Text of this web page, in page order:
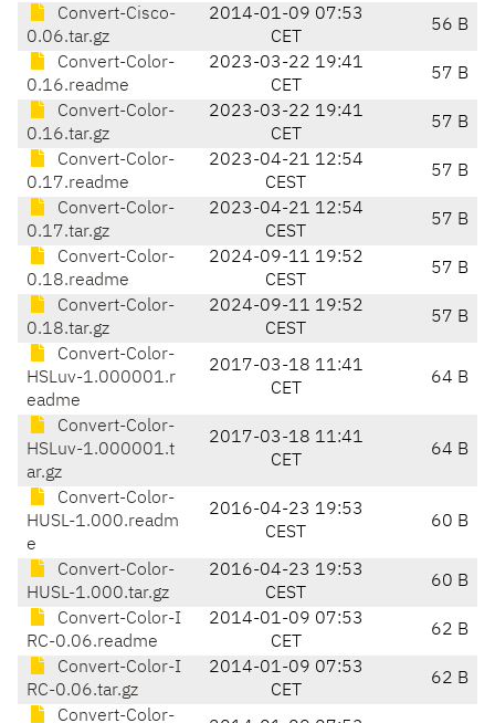
Convert-Cisco-
0.06.tar.gz
2014-01-09 07:53
CET
56 B
Convert-Color-
0.16.readme
2023-03-22 19:41
CET
57 B
Convert-Color-
0.16.tar.gz
2023-03-22 19:41
CET
57 B
Convert-Color-
0.17.readme
2023-04-21 12:54
CEST
57 B
Convert-Color-
0.17.tar.gz
2023-04-21 12:54
CEST
57 B
Convert-Color-
0.18.readme
2024-09-11 19:52
CEST
57 B
Convert-Color-
0.18.tar.gz
2024-09-11 19:52
CEST
57 B
Convert-Color-
HSLuv-1.000001.r
eadme
2017-03-18 11:41
CET
64 B
Convert-Color-
HSLuv-1.000001.t
ar.gz
2017-03-18 11:41
CET
64 B
Convert-Color-
HUSL-1.000.readm
e
2016-04-23 19:53
CEST
60 B
Convert-Color-
HUSL-1.000.tar.gz
2016-04-23 19:53
CEST
60 B
Convert-Color-I
RC-0.06.readme
2014-01-09 07:53
CET
62 B
Convert-Color-I
RC-0.06.tar.gz
2014-01-09 07:53
CET
62 B
Convert-Color-